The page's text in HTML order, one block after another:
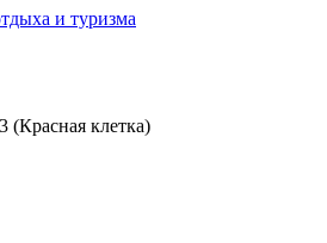
и туризма
(Красная клетка)